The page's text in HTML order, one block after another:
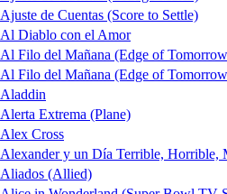
Ajuste de Cuentas (Score to Settle)
Al Diablo con el Amor
Al Filo del Mañana (Edge of
Al Filo del Mañana (Edge of
Aladdin
Alerta Extrema (Plane)
Alex Cross
Alexander y un Día Terrible, Horrible,
Aliados (Allied)